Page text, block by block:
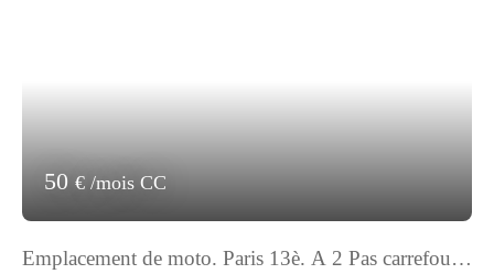
50 € /mois CC
Emplacement de moto. Paris 13è. A 2 Pas carrefour